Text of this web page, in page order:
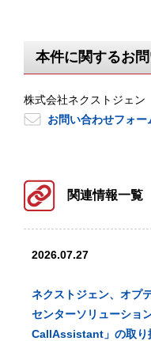
本件に関するお
株式会社ネクストジェ
お問い合わせフォー
関連情報一覧
2026.07.27
ネクストジェン、オプ
センターソリューショ
CallAssistant」の取り